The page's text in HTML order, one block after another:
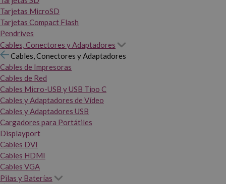
Tarjetas MicroSD
Tarjetas Compact Flash
Pendrives
Cables, Conectores y Adaptadores
Cables, Conectores y Adaptadores
Cables de Impresoras
Cables de Red
Cables Micro-USB y USB Tipo C
Cables y Adaptadores de Vídeo
Cables y Adaptadores USB
Cargadores para Portátiles
Displayport
Cables DVI
Cables HDMI
Cables VGA
Pilas y Baterías